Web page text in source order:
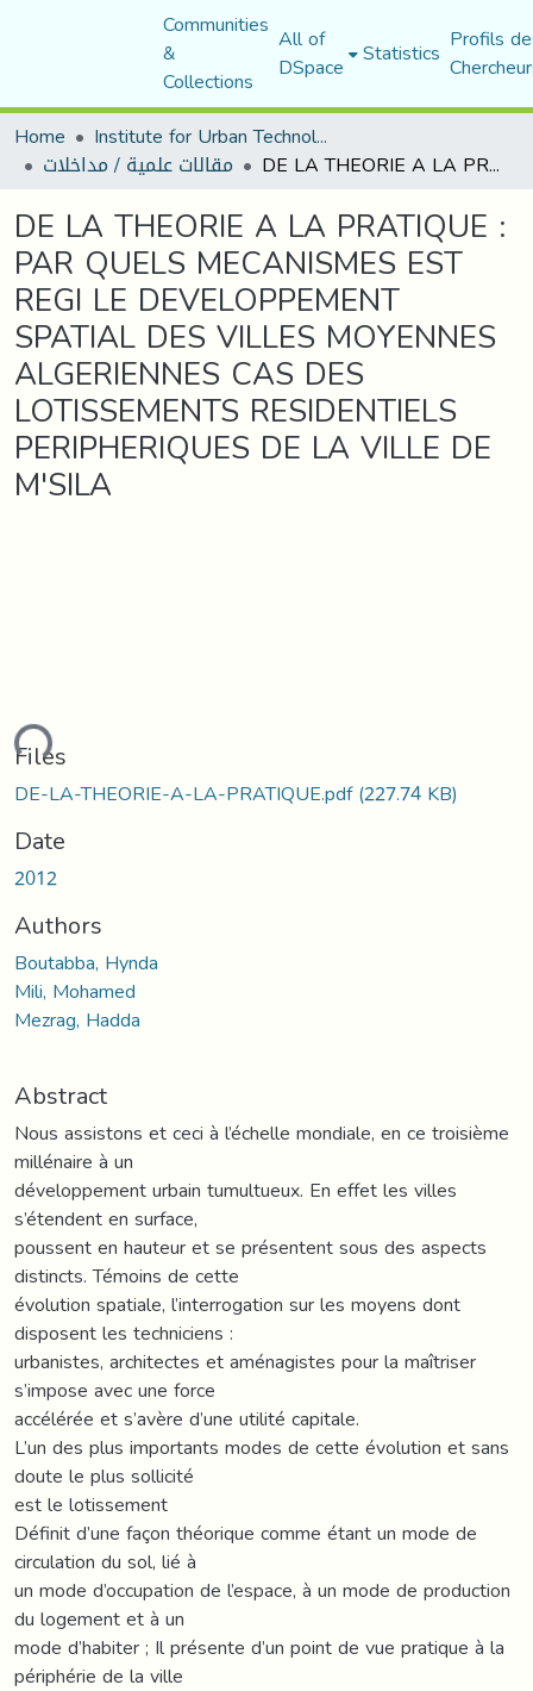
Communities
&
Collections
All of
DSpace Statistics Profils
Home
Institute for Urban Technology Management
مقالات علمية / مداخلات DE LA THEORIE A LA PRATIQUE : PAR QUELS MECANISMES EST REGI LE DEVELOPPEMENT SPATIAL DES VILLES MOYENNES ALGERIENNES CAS DES LOTISSEMENTS RESIDENTIELS PERIPHERIQUES DE LA VILLE DE M'SILA
DE LA THEORIE A LA PRATIQUE :
PAR QUELS MECANISMES EST
REGI LE DEVELOPPEMENT
SPATIAL DES VILLES MOYENNES
ALGERIENNES CAS DES
LOTISSEMENTS RESIDENTIELS
PERIPHERIQUES DE LA VILLE DE
M'SILA
Files
DE-LA-THEORIE-A-LA-PRATIQUE.pdf(227.74 KB)
Date
2012
Authors
Boutabba, Hynda
Mili, Mohamed
Mezrag, Hadda
Abstract
Nous assistons et ceci à l’échelle mondiale, en ce troisième
millénaire à un
développement urbain tumultueux. En effet les villes
s’étendent en surface,
poussent en hauteur et se présentent sous des aspects
distincts. Témoins de cette
évolution spatiale, l’interrogation sur les moyens dont
disposent les techniciens :
urbanistes, architectes et aménagistes pour la maîtriser
s’impose avec une force
accélérée et s’avère d’une utilité capitale.
L’un des plus importants modes de cette évolution et sans
doute le plus sollicité
est le lotissement
Définit d’une façon théorique comme étant un mode de
circulation du sol, lié à
un mode d’occupation de l’espace, à un mode de production
du logement et à un
mode d’habiter ; Il présente d’un point de vue pratique à la
périphérie de la ville